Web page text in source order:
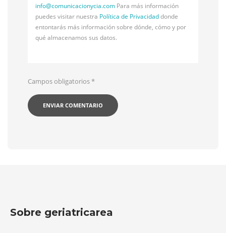
info@comunicacionycia.com Para más información
puedes visitar nuestra Política de Privacidaddonde
entontarás más información sobre dónde, cómo y por
qué almacenamos sus datos.
Campos obligatorios*
Sobre geriatricarea